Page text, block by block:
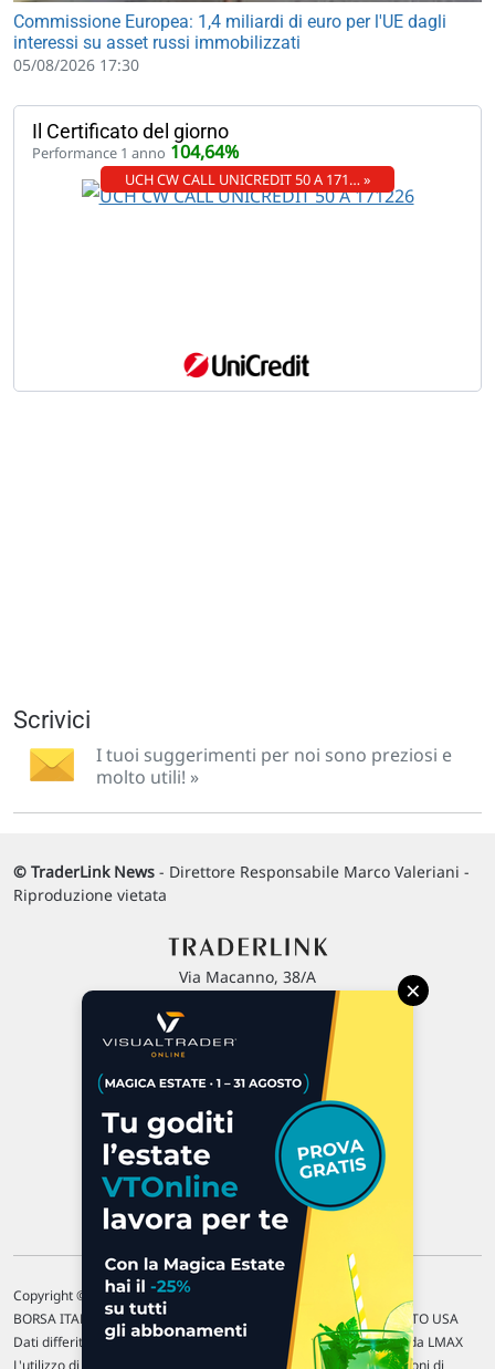
Commissione Europea: 1,4 miliardi di euro per l'UE dagli
interessi su asset russi immobilizzati
05/08/2026 17:30
Il Certificato del giorno
Performance 1 anno 104,64%
UCH CW CALL UNICREDIT 50 A 171… »
Scrivici
I tuoi suggerimenti per noi sono preziosi e
molto utili! »
© TraderLink News - Direttore Responsabile Marco Valeriani -
Riproduzione vietata
Via Macanno, 38/A
P.IVA 02 452 460 401
Chi siamo
Commenti e segnalazioni
Contattaci
Copyright © 1996-2026 Traderlink Italia s.r.l.
BORSA ITALIANA Quotazioni di borsa differite di 15 min. / MERCATO USA
Dati differiti di 15 min. (fonte Intrinio) / FOREX Quotazioni fornite da LMAX
×